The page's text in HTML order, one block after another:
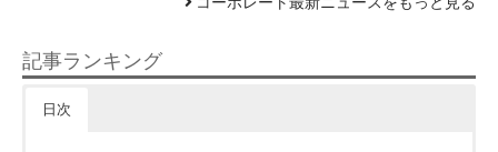
記事ランキング
日次